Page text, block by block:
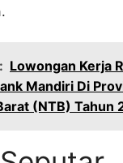
Lowongan Kerja
Mandiri Di
(NTB) Tahun